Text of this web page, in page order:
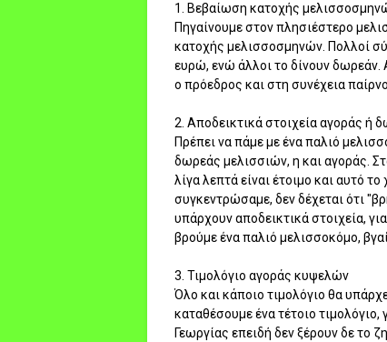
1. Βεβαίωση κατοχής
Πηγαίνουμε στον πλησιέστερο
κατοχής μελισσοσμηνών. Πολλοί
ευρώ, ενώ άλλοι το δίνουν
ο πρόεδρος και στη συνέχεια
2. Αποδεικτικά στοιχεία αγοράς ή
Πρέπει να πάμε με ένα παλιό
δωρεάς μελισσιών, η και αγοράς.
λίγα λεπτά είναι έτοιμο και αυτό
συγκεντρώσαμε, δεν δέχεται ότι
υπάρχουν αποδεικτικά στοιχεία,
βρούμε ένα παλιό μελισσοκόμο,
3. Τιμολόγιο αγοράς κυψελών
Όλο και κάποιο τιμολόγιο θα
καταθέσουμε ένα τέτοιο
Γεωργίας επειδή δεν ξέρουν δε το